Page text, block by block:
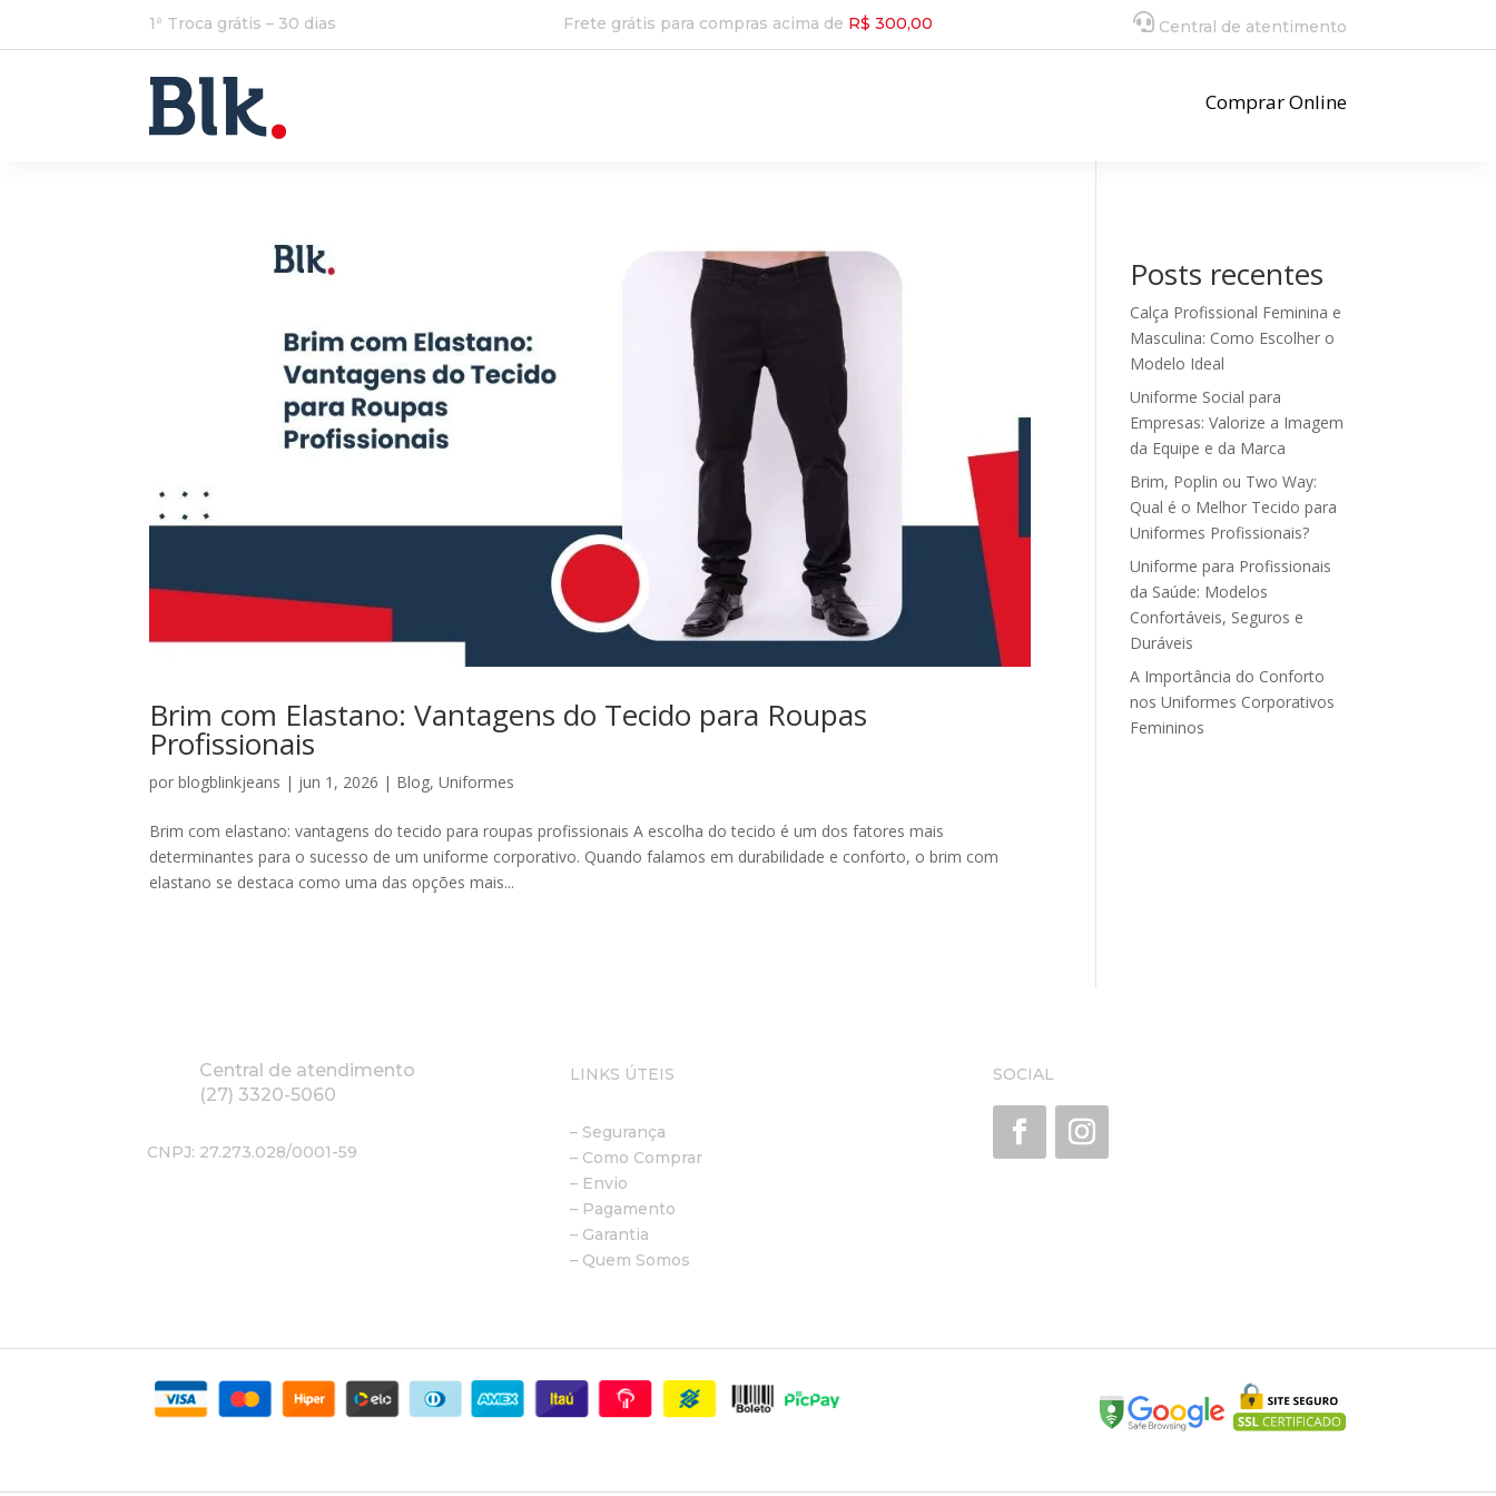
1ª Troca grátis – 30 dias Frete grátis para compras acima de R$ 300,00 Central de atentimento
Comprar Online
Brim com Elastano: Vantagens do Tecido para Roupas
Profissionais
porblogblinkjeans | jun 1, 2026 | Blog,Uniformes
Brim com elastano: vantagens do tecido para roupas profissionais A escolha do tecido é um dos fatores mais
determinantes para o sucesso de um uniforme corporativo. Quando falamos em durabilidade e conforto, o brim com
elastano se destaca como uma das opções mais...
Posts recentes
Calça Profissional Feminina e
Masculina: Como Escolher o
Modelo Ideal
Uniforme Social para
Empresas: Valorize a Imagem
da Equipe e da Marca
Brim, Poplin ou Two Way:
Qual é o Melhor Tecido para
Uniformes Profissionais?
Uniforme para Profissionais
da Saúde: Modelos
Confortáveis, Seguros e
Duráveis
A Importância do Conforto
nos Uniformes Corporativos
Femininos
Central de atendimento
(27) 3320-5060
CNPJ: 27.273.028/0001-59
LINKS ÚTEIS
– Segurança
– Como Comprar
– Envio
– Pagamento
– Garantia
– Quem Somos
SOCIAL